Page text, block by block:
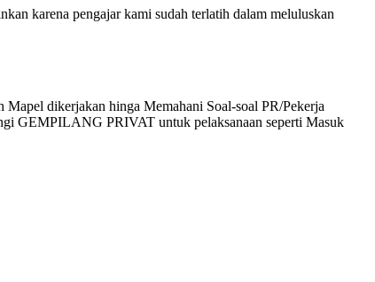
karena pengajar kami sudah terlatih dalam meluluskan
dikerjakan hinga Memahani Soal-soal PR/Pekerja
GEMPILANG PRIVAT untuk pelaksanaan seperti Masuk